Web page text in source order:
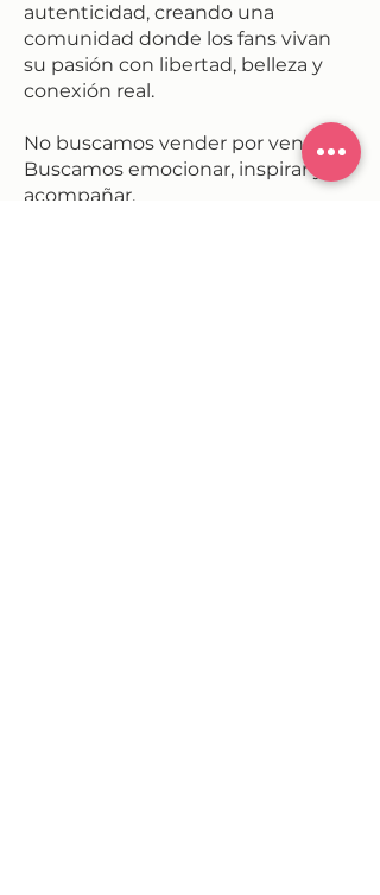
autenticidad, creando una
comunidad donde los fans vivan
su pasión con libertad, belleza y
conexión real.
No buscamos vender por vender.
Buscamos emocionar, inspirar y
acompañar.